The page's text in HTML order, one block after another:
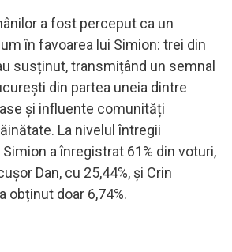
a fost perceput ca un
în favoarea lui Simion: trei din
susținut, transmițând un semnal
din partea uneia dintre
și influente comunități
La nivelul întregii
a înregistrat 61% din voturi,
Dan, cu 25,44%, și Crin
obținut doar 6,74%.